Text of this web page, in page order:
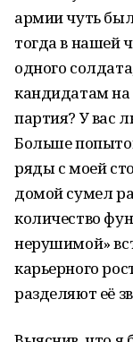
армии чуть
тогда в нашей
одного
кандидатам на
партия? У вас
Больше
ряды с моей
домой сумел
количество
нерушимой»
карьерного
разделяют её